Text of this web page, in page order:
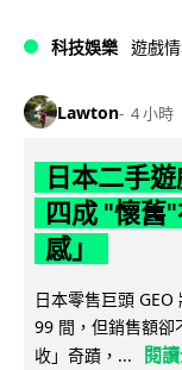
科技娛樂 遊戲
Lawton 4 小時
日本二手
四成 "懷舊
感」
日本零售巨頭
99 間，但銷售額卻
收」奇蹟，...
閱